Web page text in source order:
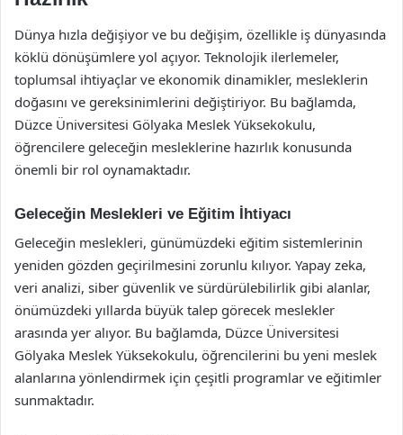
Dünya hızla değişiyor ve bu değişim, özellikle iş dünyasında
köklü dönüşümlere yol açıyor. Teknolojik ilerlemeler,
toplumsal ihtiyaçlar ve ekonomik dinamikler, mesleklerin
doğasını ve gereksinimlerini değiştiriyor. Bu bağlamda,
Düzce Üniversitesi Gölyaka Meslek Yüksekokulu,
öğrencilere geleceğin mesleklerine hazırlık konusunda
önemli bir rol oynamaktadır.
Geleceğin Meslekleri ve Eğitim İhtiyacı
Geleceğin meslekleri, günümüzdeki eğitim sistemlerinin
yeniden gözden geçirilmesini zorunlu kılıyor. Yapay zeka,
veri analizi, siber güvenlik ve sürdürülebilirlik gibi alanlar,
önümüzdeki yıllarda büyük talep görecek meslekler
arasında yer alıyor. Bu bağlamda, Düzce Üniversitesi
Gölyaka Meslek Yüksekokulu, öğrencilerini bu yeni meslek
alanlarına yönlendirmek için çeşitli programlar ve eğitimler
sunmaktadır.